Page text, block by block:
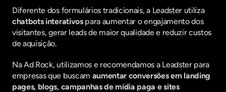
Diferente dos formulários tradicionais, a Leadster utiliza
chatbots interativos para aumentar o engajamento dos
visitantes, gerar leads de maior qualidade e reduzir custos
de aquisição.
Na Ad Rock, utilizamos e recomendamos a Leadster para
empresas que buscam aumentar conversões em landing
pages, blogs, campanhas de mídia paga e sites